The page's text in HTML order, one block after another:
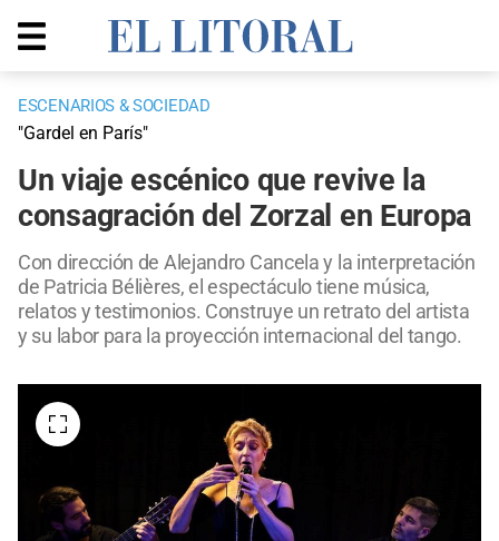
ESCENARIOS & SOCIEDAD
"Gardel en París"
Un viaje escénico que revive la
consagración del Zorzal en Europa
Con dirección de Alejandro Cancela y la interpretación
de Patricia Bélières, el espectáculo tiene música,
relatos y testimonios. Construye un retrato del artista
y su labor para la proyección internacional del tango.